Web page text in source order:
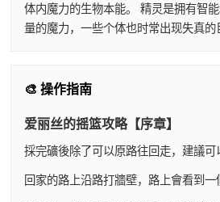
体内魔力的生物本能。 精灵是拥有智
量的魔力，一些个体也时常出现失真
🎨 操作指南
爱丽丝的摇篮攻略【序章】
採完礦後除了可以原路往回走，建議可
回家的路上沿路打牆壁，路上會看到一